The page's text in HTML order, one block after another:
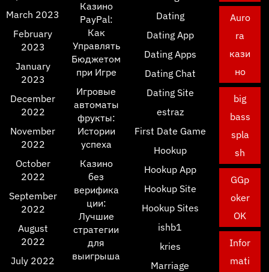
March 2023
February
2023
January
2023
December
2022
November
2022
October
2022
September
2022
August
2022
July 2022
Казино
PayPal:
Как
Управлять
Бюджетом
при Игре
Игровые
автоматы
фрукты:
Истории
успеха
Казино
без
верифика
ции:
Лучшие
стратегии
для
выигрыша
Dating
Dating App
Dating Apps
Dating Chat
Dating Site
estraz
First Date Game
Hookup
Hookup App
Hookup Site
Hookup Sites
ishb1
kries
Marriage
Auro
ra
кази
но
big
bass
spla
sh
GGp
oker
OK
Infor
mati